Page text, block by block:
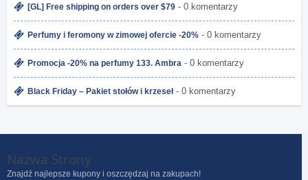
[GL] Free shipping on orders over $79 - 0 komentarzy
Perfumy i feromony w zimowej ofercie -20% - 0 komentarzy
Promocja -20% na perfumy 133. Ambra - 0 komentarzy
Black Friday – Pakiet stołów i krzeseł- 0 komentarzy
Nazwa Strony
Znajdź najlepsze kupony i oszczędzaj na zakupach!